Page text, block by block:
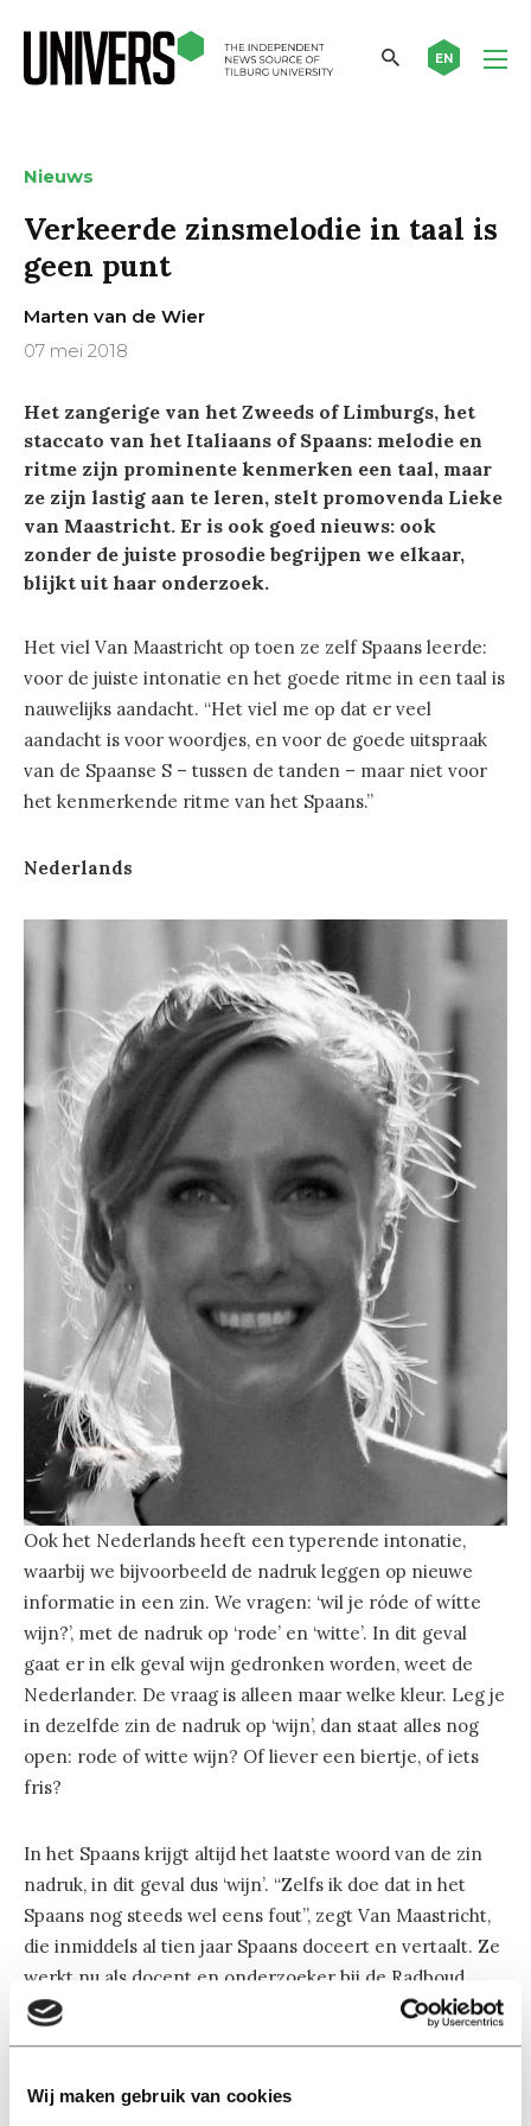
Wij maken gebruik van cookies
EN
Nieuws
Verkeerde zinsmelodie in taal is
geen punt
Marten van de Wier
07 mei 2018
Het zangerige van het Zweeds of Limburgs, het
staccato van het Italiaans of Spaans: melodie en
ritme zijn prominente kenmerken een taal, maar
ze zijn lastig aan te leren, stelt promovenda Lieke
van Maastricht. Er is ook goed nieuws: ook
zonder de juiste prosodie begrijpen we elkaar,
blijkt uit haar onderzoek.
Het viel Van Maastricht op toen ze zelf Spaans leerde:
voor de juiste intonatie en het goede ritme in een taal is
nauwelijks aandacht. “Het viel me op dat er veel
aandacht is voor woordjes, en voor de goede uitspraak
van de Spaanse S – tussen de tanden – maar niet voor
het kenmerkende ritme van het Spaans.”
Nederlands
Ook het Nederlands heeft een typerende intonatie,
waarbij we bijvoorbeeld de nadruk leggen op nieuwe
informatie in een zin. We vragen: ‘wil je róde of wítte
wijn?’, met de nadruk op ‘rode’ en ‘witte’. In dit geval
gaat er in elk geval wijn gedronken worden, weet de
Nederlander. De vraag is alleen maar welke kleur. Leg je
in dezelfde zin de nadruk op ‘wijn’, dan staat alles nog
open: rode of witte wijn? Of liever een biertje, of iets
fris?
In het Spaans krijgt altijd het laatste woord van de zin
nadruk, in dit geval dus ‘wijn’. “Zelfs ik doe dat in het
Spaans nog steeds wel eens fout”, zegt Van Maastricht,
die inmiddels al tien jaar Spaans doceert en vertaalt. Ze
werkt nu als docent en onderzoeker bij de Radboud
Universiteit.
Humanities and Digital Sciences bekeek Van Maastricht